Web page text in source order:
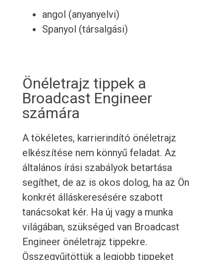
angol (anyanyelvi)
Spanyol (társalgási)
Önéletrajz tippek a
Broadcast Engineer
számára
A tökéletes, karrierindító önéletrajz
elkészítése nem könnyű feladat. Az
általános írási szabályok betartása
segíthet, de az is okos dolog, ha az Ön
konkrét álláskeresésére szabott
tanácsokat kér. Ha új vagy a munka
világában, szükséged van Broadcast
Engineer önéletrajz tippekre.
Összegyűjtöttük a legjobb tippeket